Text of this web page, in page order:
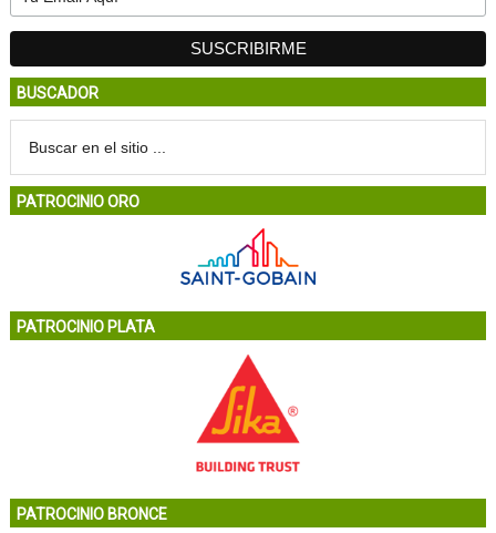
BUSCADOR
PATROCINIO ORO
PATROCINIO PLATA
PATROCINIO BRONCE